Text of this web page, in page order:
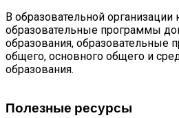
В образовательной организации
образовательные программы
образования, образовательные
общего, основного общего и
образования.
Полезные ресурсы